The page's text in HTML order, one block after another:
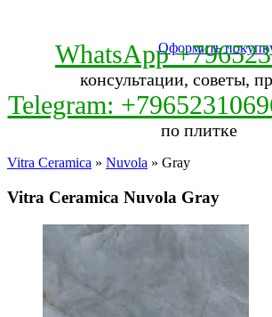
Оформить
WhatsApp
консультации, советы,
Telegram:
по плитке
Vitra Ceramica » Nuvola » Gray
Vitra Ceramica Nuvola Gray